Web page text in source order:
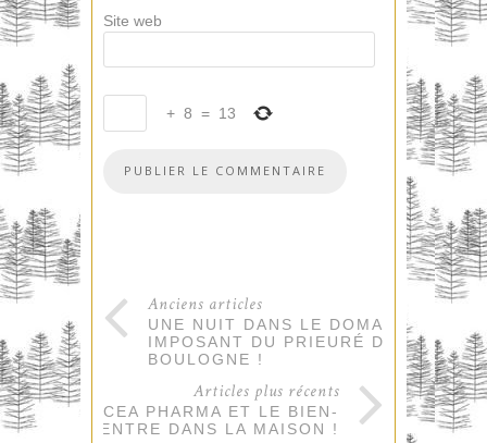
Site web
+ 8 = 13
Anciens articles
UNE NUIT DANS LE DOMAINE
IMPOSANT DU PRIEURÉ DE
BOULOGNE !
Articles plus récents
PANACEA PHARMA ET LE BIEN-
ÊTRE ENTRE DANS LA MAISON !